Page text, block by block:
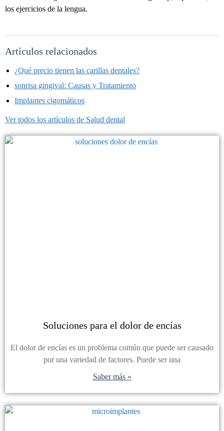
los ejercicios de la lengua.
Artículos relacionados
¿Qué precio tienen las carillas dentales?
sonrisa gingival: Causas y Tratamiento
Implantes cigomáticos
Ver todos los artículos de Salud dental
Soluciones para el dolor de encías
El dolor de encías es un problema común que puede ser causado
por una variedad de factores. Puede ser una
Saber más »